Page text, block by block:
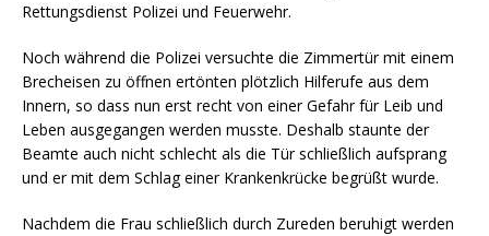
Rettungsdienst Polizei und Feuerwehr.
Noch während die Polizei versuchte die Zimmertür mit einem
Brecheisen zu öffnen ertönten plötzlich Hilferufe aus dem
Innern, so dass nun erst recht von einer Gefahr für Leib und
Leben ausgegangen werden musste. Deshalb staunte der
Beamte auch nicht schlecht als die Tür schließlich aufsprang
und er mit dem Schlag einer Krankenkrücke begrüßt wurde.
Nachdem die Frau schließlich durch Zureden beruhigt werden